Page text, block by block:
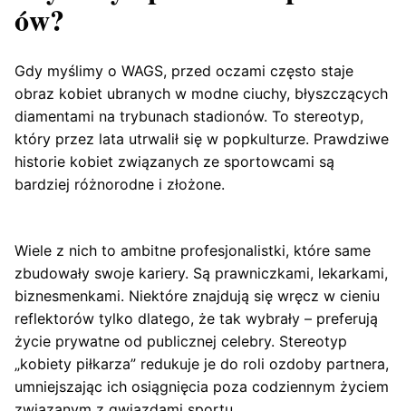
ów?
Gdy myślimy o WAGS, przed oczami często staje
obraz kobiet ubranych w modne ciuchy, błyszczących
diamentami na trybunach stadionów. To stereotyp,
który przez lata utrwalił się w popkulturze. Prawdziwe
historie kobiet związanych ze sportowcami są
bardziej różnorodne i złożone.
Wiele z nich to ambitne profesjonalistki, które same
zbudowały swoje kariery. Są prawniczkami, lekarkami,
biznesmenkami. Niektóre znajdują się wręcz w cieniu
reflektorów tylko dlatego, że tak wybrały – preferują
życie prywatne od publicznej celebry. Stereotyp
„kobiety piłkarza” redukuje je do roli ozdoby partnera,
umniejszając ich osiągnięcia poza codziennym życiem